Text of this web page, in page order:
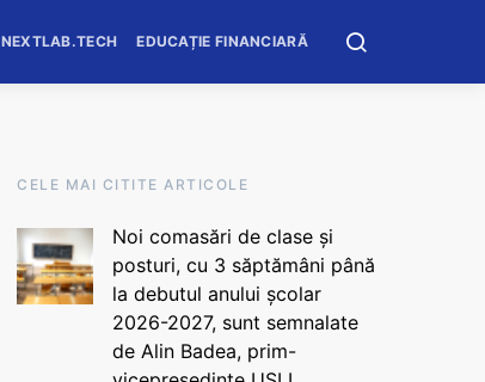
NEXTLAB.TECH EDUCAȚIE FINANCIARĂ
CELE MAI CITITE ARTICOLE
Noi comasări de clase și
posturi, cu 3 săptămâni până
la debutul anului școlar
2026-2027, sunt semnalate
de Alin Badea, prim-